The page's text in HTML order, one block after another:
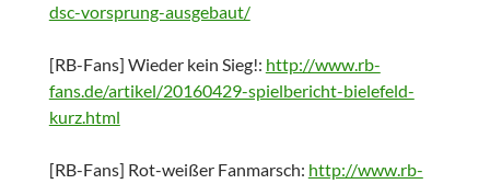
dsc-vorsprung-ausgebaut/
[RB-Fans] Wieder kein Sieg!: http://www.rb-
fans.de/artikel/20160429-spielbericht-bielefeld-
kurz.html
[RB-Fans] Rot-weißer Fanmarsch: http://www.rb-